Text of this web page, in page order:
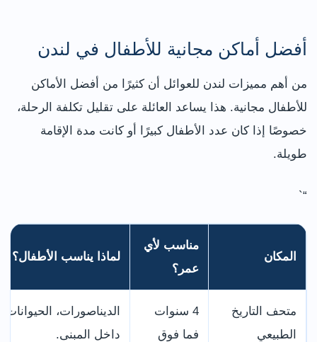
أفضل أماكن مجانية للأطفال في لندن
من أهم مميزات لندن للعوائل أن كثيرًا من أفضل الأماكن
للأطفال مجانية. هذا يساعد العائلة على تقليل تكلفة الرحلة،
خصوصًا إذا كان عدد الأطفال كبيرًا أو كانت مدة الإقامة
طويلة.
“`
المكان
مناسب لأي
عمر؟
لماذا يناسب الأطفال؟
متحف التاريخ
الطبيعي
4 سنوات
فما فوق
الديناصورات،
داخل المبنى.